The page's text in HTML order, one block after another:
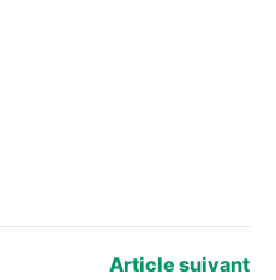
Article suivant